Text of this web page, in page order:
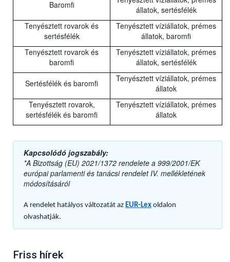
Baromfi
állatok, sertésfélék
Tenyésztett rovarok és
sertésfélék
Tenyésztett víziállatok, prémes
állatok, baromfi
Tenyésztett rovarok és
baromfi
Tenyésztett víziállatok, prémes
állatok, sertésfélék
Sertésfélék és baromfi
Tenyésztett víziállatok, prémes
állatok
Tenyésztett rovarok,
sertésfélék és baromfi
Tenyésztett víziállatok, prémes
állatok
Kapcsolódó jogszabály:
*A Bizottság (EU) 2021/1372 rendelete a 999/2001/EK
európai parlamenti és tanácsi rendelet IV. mellékletének
módosításáról
A rendelet hatályos változatát az EUR-Lex oldalon
olvashatják.
Friss hírek